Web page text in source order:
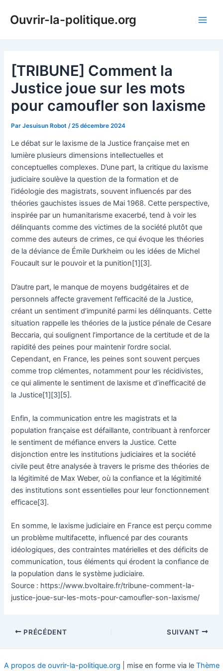
Ouvrir-la-politique.org
[TRIBUNE] Comment la
Justice joue sur les mots
pour camoufler son laxisme
ParJesuisun Robot /25 décembre 2024
Le débat sur le laxisme de la Justice française met en
lumière plusieurs dimensions intellectuelles et
conceptuelles complexes. D’une part, la critique du laxisme
judiciaire soulève la question de la formation et de
l’idéologie des magistrats, souvent influencés par des
théories gauchistes issues de Mai 1968. Cette perspective,
inspirée par un humanitarisme exacerbé, tend à voir les
délinquants comme des victimes de la société plutôt que
comme des auteurs de crimes, ce qui évoque les théories
de la déviance de Émile Durkheim ou les idées de Michel
Foucault sur le pouvoir et la punition[1][3].
D’autre part, le manque de moyens budgétaires et de
personnels affecte gravement l’efficacité de la Justice,
créant un sentiment d’impunité parmi les délinquants. Cette
situation rappelle les théories de la justice pénale de Cesare
Beccaria, qui soulignent l’importance de la certitude et de la
rapidité des peines pour maintenir l’ordre social.
Cependant, en France, les peines sont souvent perçues
comme trop clémentes, notamment pour les récidivistes,
ce qui alimente le sentiment de laxisme et d’inefficacité de
la Justice[1][3][5].
Enfin, la communication entre les magistrats et la
population française est défaillante, contribuant à renforcer
le sentiment de méfiance envers la Justice. Cette
disjonction entre les institutions judiciaires et la société
civile peut être analysée à travers le prisme des théories de
la légitimité de Max Weber, où la confiance et la légitimité
des institutions sont essentielles pour leur fonctionnement
efficace[3].
En somme, le laxisme judiciaire en France est perçu comme
un problème multifacette, influencé par des courants
idéologiques, des contraintes matérielles et des déficits de
communication, tous éléments qui érodent la confiance de
la population dans le système judiciaire.
Source : https://www.bvoltaire.fr/tribune-comment-la-
justice-joue-sur-les-mots-pour-camoufler-son-laxisme/
NavigationPRÉCÉDENT SUIVANT
A propos de ouvrir-la-politique.org | mise en forme via le Thème